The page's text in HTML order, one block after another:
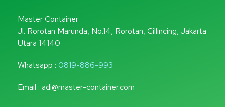
Master Container
Jl. Rorotan Marunda, No.14, Rorotan, Cillincing, Jakarta
Utara 14140
Whatsapp : 0819-886-993
Email : adi@master-container.com